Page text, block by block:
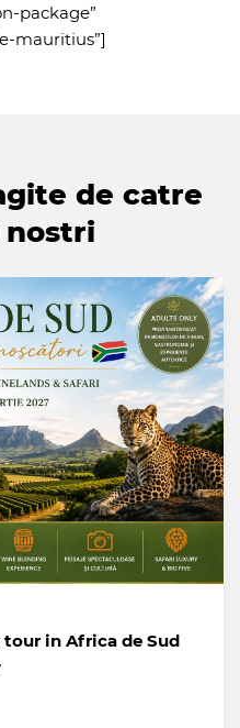
package”
mauritius”]
de catre
in Africa de Sud